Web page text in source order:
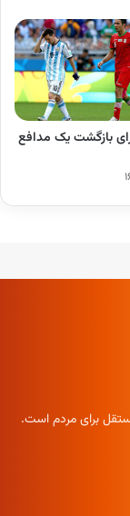
بازگشت یک مدافع
برای مردم است.